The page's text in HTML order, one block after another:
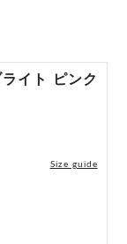
ライト ピンク
Size guide